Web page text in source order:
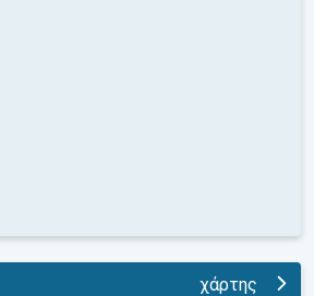
χάρτης